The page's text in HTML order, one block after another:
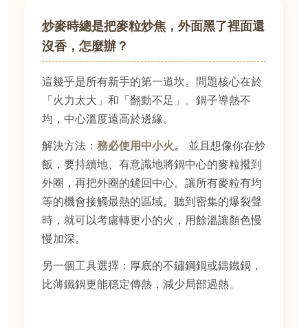
炒麥時總是把麥粒炒焦，外面黑了裡面還
沒香，怎麼辦？
這幾乎是所有新手的第一道坎。問題核心在於
「火力太大」和「翻動不足」。鍋子導熱不
均，中心溫度遠高於邊緣。
解決方法： 務必使用中小火。
並且想像你在炒
飯，要持續地、有意識地將鍋中心的麥粒撥到
外圈，再把外圈的鏟回中心。讓所有麥粒有均
等的機會接觸最熱的區域。聽到密集的爆裂聲
時，就可以考慮轉更小的火，用餘溫讓顏色慢
慢加深。
另一個工具選擇：厚底的不鏽鋼鍋或鑄鐵鍋，
比薄鐵鍋更能穩定傳熱，減少局部過熱。